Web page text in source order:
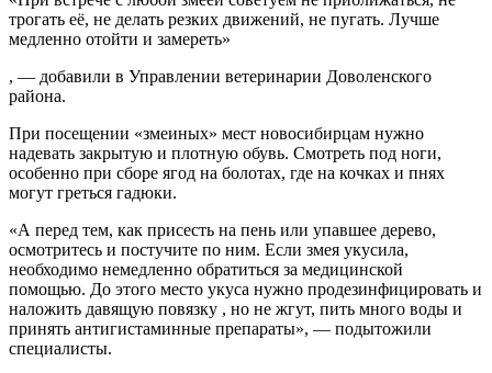
трогать её, не делать резких движений, не пугать. Лучше
медленно отойти и замереть»
, — добавили в Управлении ветеринарии Доволенского
района.
При посещении «змеиных» мест новосибирцам нужно
надевать закрытую и плотную обувь. Смотреть под ноги,
особенно при сборе ягод на болотах, где на кочках и пнях
могут греться гадюки.
«А перед тем, как присесть на пень или упавшее дерево,
осмотритесь и постучите по ним. Если змея укусила,
необходимо немедленно обратиться за медицинской
помощью. До этого место укуса нужно продезинфицировать и
наложить давящую повязку , но не жгут, пить много воды и
принять антигистаминные препараты», — подытожили
специалисты.